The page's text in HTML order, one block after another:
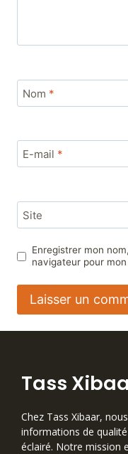
Nom *
E-mail *
Site
Enregistrer mon
navigateur pour
Tass
Chez Tass Xibaar,
informations de
éclairé. Notre mission